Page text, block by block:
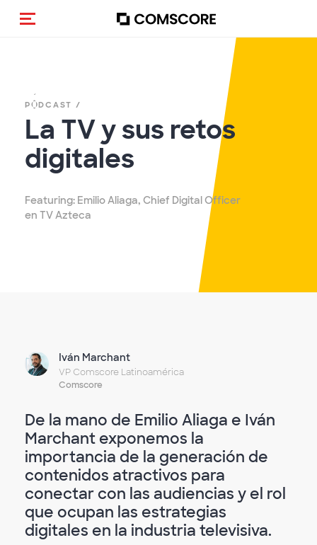
Activar navegación
PÓDCAST /
La TV y sus retos
digitales
Featuring: Emilio Aliaga, Chief Digital Officer
en TV Azteca
Iván Marchant
VP Comscore Latinoamérica
Comscore
De la mano de Emilio Aliaga e Iván
Marchant exponemos la
importancia de la generación de
contenidos atractivos para
conectar con las audiencias y el rol
que ocupan las estrategias
digitales en la industria televisiva.